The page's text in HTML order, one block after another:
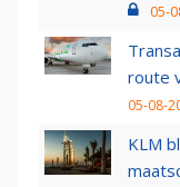
05-
route
05-08-
KLM